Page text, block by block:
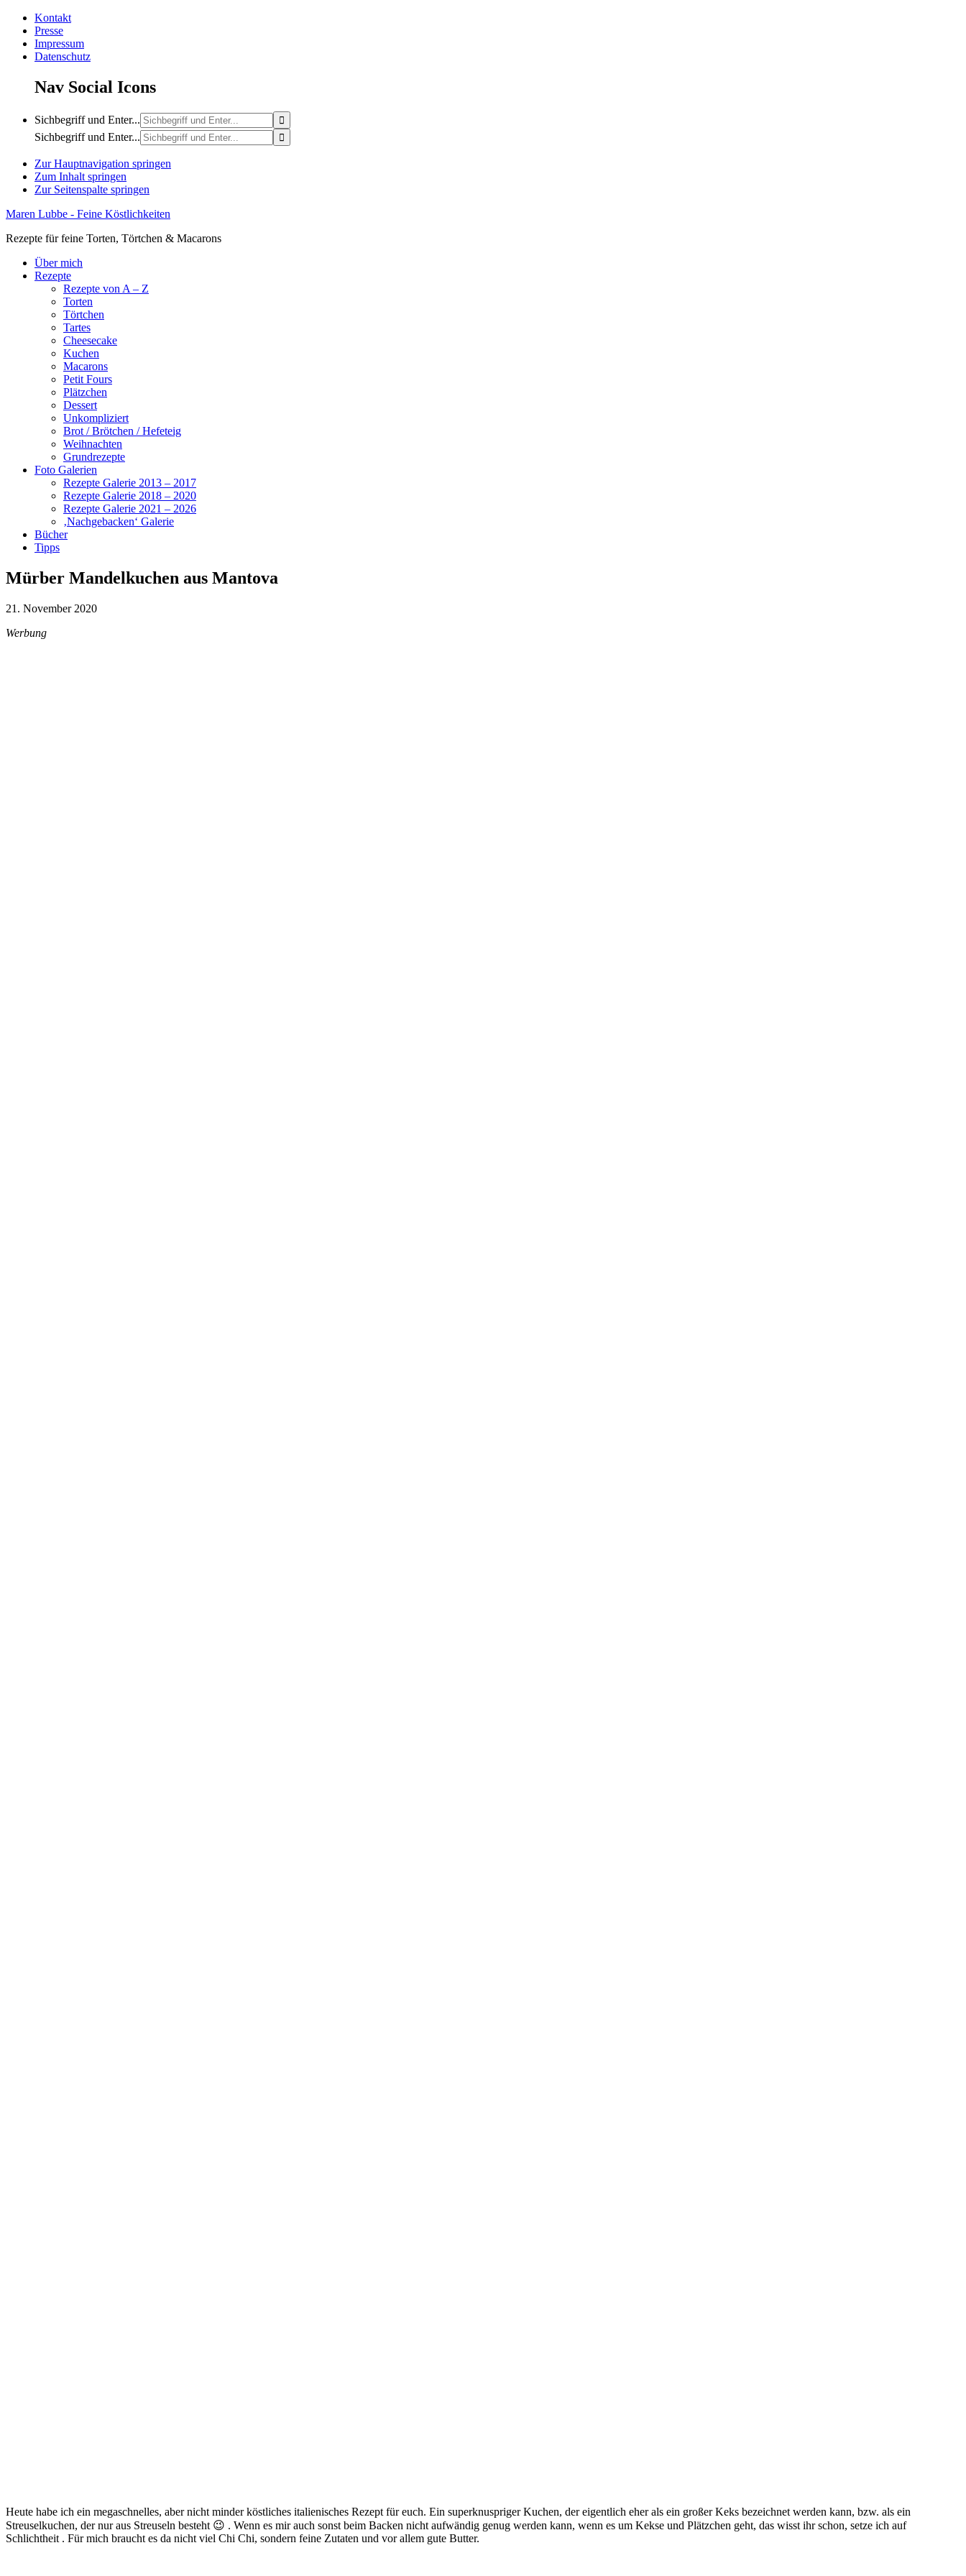
Kontakt
Presse
Impressum
Datenschutz
Nav Social Icons
Sichbegriff und Enter...
Sichbegriff und Enter...
Zur Hauptnavigation springen
Zum Inhalt springen
Zur Seitenspalte springen
Maren Lubbe - Feine Köstlichkeiten
Rezepte für feine Torten, Törtchen & Macarons
Über mich
Rezepte
Rezepte von A – Z
Torten
Törtchen
Tartes
Cheesecake
Kuchen
Macarons
Petit Fours
Plätzchen
Dessert
Unkompliziert
Brot / Brötchen / Hefeteig
Weihnachten
Grundrezepte
Foto Galerien
Rezepte Galerie 2013 – 2017
Rezepte Galerie 2018 – 2020
Rezepte Galerie 2021 – 2026
‚Nachgebacken‘ Galerie
Bücher
Tipps
Mürber Mandelkuchen aus Mantova
21. November 2020
Werbung
Heute habe ich ein megaschnelles, aber nicht minder köstliches italienisches Rezept für euch. Ein superknuspriger Kuchen, der eigentlich eher als ein großer Keks bezeichnet werden kann, bzw. als ein
Streuselkuchen, der nur aus Streuseln besteht 😉 . Wenn es mir auch sonst beim Backen nicht aufwändig genug werden kann, wenn es um Kekse und Plätzchen geht, das wisst ihr schon, setze ich auf
Schlichtheit . Für mich braucht es da nicht viel Chi Chi, sondern feine Zutaten und vor allem gute Butter.